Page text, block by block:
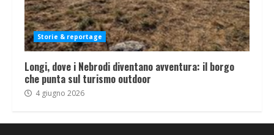
Storie & reportage
Longi, dove i Nebrodi diventano avventura: il borgo
che punta sul turismo outdoor
4 giugno 2026